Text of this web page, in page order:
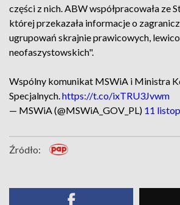
części z nich. ABW współpracowała ze
której przekazała informacje o
ugrupowań skrajnie prawicowych,
neofaszystowskich".
Wspólny komunikat MSWiA i Ministra
Specjalnych.https://t.co/ixTRU3Jvwm
— MSWiA (@MSWiA_GOV_PL) 11
Źródło: